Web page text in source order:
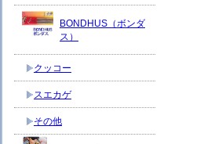
BONDHUS（ボンダ
ス）
クッコー
スエカゲ
その他